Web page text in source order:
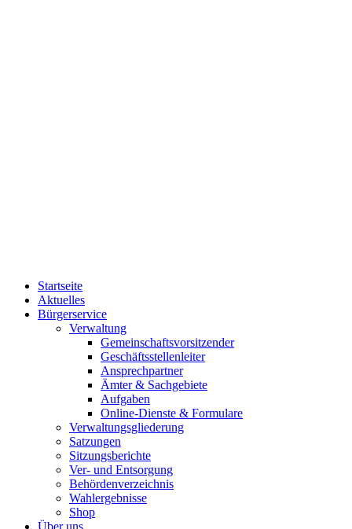
Startseite
Aktuelles
Bürgerservice
Verwaltung
Gemeinschaftsvorsitzender
Geschäftsstellenleiter
Ansprechpartner
Ämter & Sachgebiete
Aufgaben
Online-Dienste & Formulare
Verwaltungsgliederung
Satzungen
Sitzungsberichte
Ver- und Entsorgung
Behördenverzeichnis
Wahlergebnisse
Shop
Über uns